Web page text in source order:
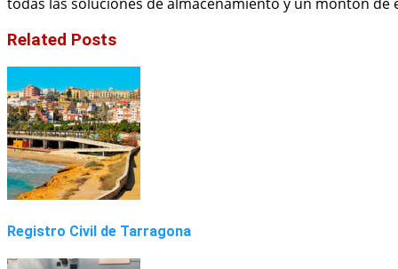
Related Posts
Registro Civil de Tarragona